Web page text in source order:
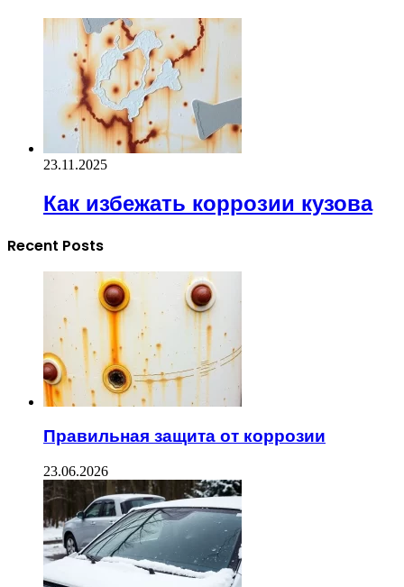
23.11.2025
Как избежать коррозии кузова
Recent Posts
Правильная защита от коррозии
23.06.2026